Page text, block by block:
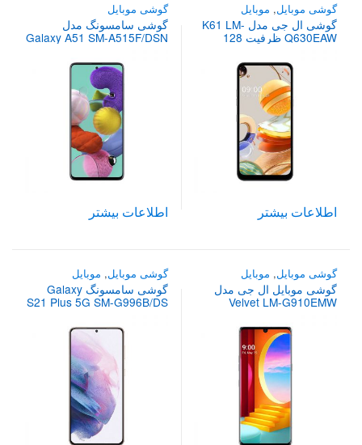
گوشی موبایل, موبایل
گوشی ال جی مدل K61 LM-
Q630EAW ظرفیت 128
اطلاعات بیشتر
گوشی موبایل
گوشی سامسونگ مدل
Galaxy A51 SM-A515F/DSN
اطلاعات بیشتر
گوشی موبایل, موبایل
گوشی موبایل ال جی مدل
Velvet LM-G910EMW
گوشی موبایل, موبایل
گوشی سامسونگ Galaxy
S21 Plus 5G SM-G996B/DS
کارت و رم 8 گیگابایت